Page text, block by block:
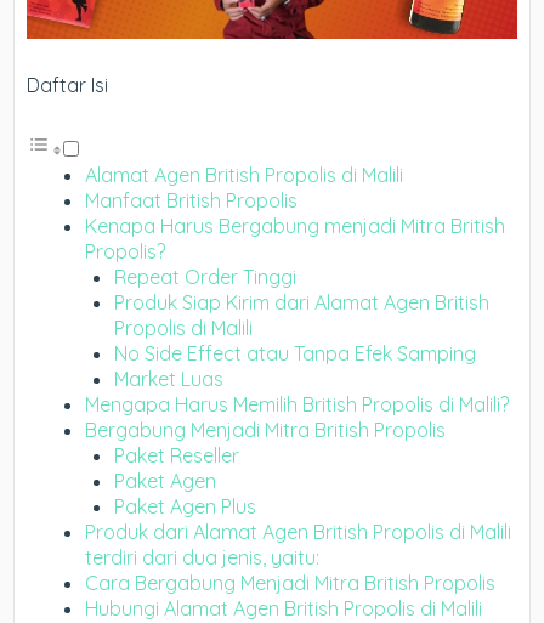
Daftar Isi
Alamat Agen British Propolis di Malili
Manfaat British Propolis
Kenapa Harus Bergabung menjadi Mitra British
Propolis?
Repeat Order Tinggi
Produk Siap Kirim dari Alamat Agen British
Propolis di Malili
No Side Effect atau Tanpa Efek Samping
Market Luas
Mengapa Harus Memilih British Propolis di Malili?
Bergabung Menjadi Mitra British Propolis
Paket Reseller
Paket Agen
Paket Agen Plus
Produk dari Alamat Agen British Propolis di Malili
terdiri dari dua jenis, yaitu:
Cara Bergabung Menjadi Mitra British Propolis
Hubungi Alamat Agen British Propolis di Malili